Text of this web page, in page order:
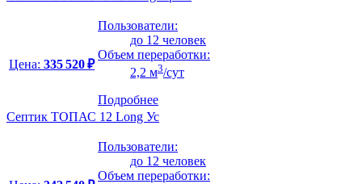
Цена: 335 520 ₽
Пользователи:
до 12 человек
Объем переработки:
2,2 м3/сут
Подробнее
Септик ТОПАС 12 Long Ус
Пользователи:
до 12 человек
Объем переработки: